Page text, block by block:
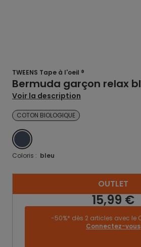
TWEENS Tape à l'oeil ®
Bermuda garçon relax
Voir la description
COTON BIOLOGIQUE
BLEU
Coloris : bleu
OUTLET
15,99 €
-50%* dès 2 articles avec le
Connectez-vous